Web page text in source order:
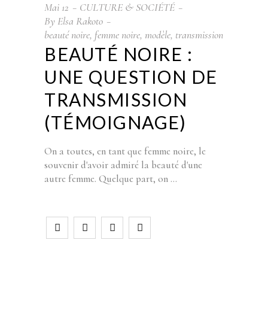
Mai 12
CULTURE & SOCIÉTÉ
By Elsa Rakoto
beauté noire, femme noire, modèle, transmission
BEAUTÉ NOIRE :
UNE QUESTION DE
TRANSMISSION
(TÉMOIGNAGE)
On a toutes, en tant que femme noire, le
souvenir d'avoir admiré la beauté d'une
autre femme. Quelque part, on